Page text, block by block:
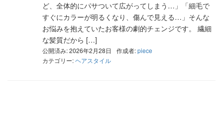
ど、全体的にパサついて広がってしまう…」「細毛で
すぐにカラーが明るくなり、傷んで見える…」そんな
お悩みを抱えていたお客様の劇的チェンジです。 繊細
な髪質だから […]
公開済み: 2026年2月28日 作成者:piece
カテゴリー:ヘアスタイル